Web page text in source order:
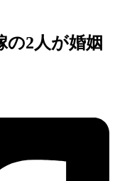
の2人が婚姻